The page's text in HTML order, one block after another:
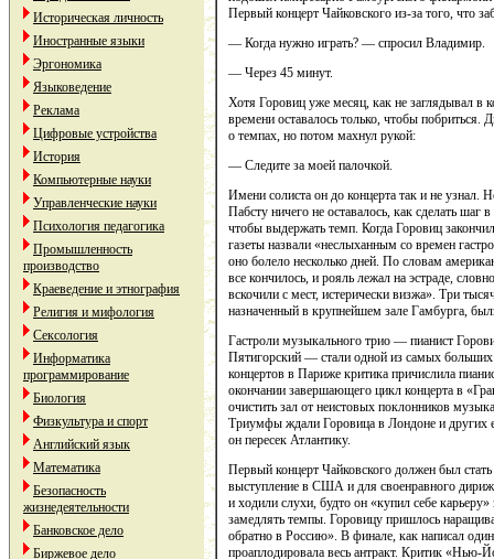
Историческая личность
Иностранные языки
Эргономика
Языковедение
Реклама
Цифровые устройства
История
Компьютерные науки
Управленческие науки
Психология педагогика
Промышленность
производство
Краеведение и этнография
Религия и мифология
Сексология
Информатика
программирование
Биология
Физкультура и спорт
Английский язык
Математика
Безопасность
жизнедеятельности
Банковское дело
Биржевое дело
Первый концерт Чайковского из-за того, что
— Когда нужно играть? — спросил Владимир.
— Через 45 минут.
Хотя Горовиц уже месяц, как не заглядывал в
времени оставалось только, чтобы
о темпах, но потом махнул рукой:
— Следите за моей палочкой.
Имени солиста он до концерта так и не
Пабсту ничего не оставалось, как сделать шаг
чтобы выдержать темп. Когда Горовиц
газеты назвали «неслыханным со времен
оно болело несколько дней. По словам
все кончилось, и рояль лежал на эстраде,
вскочили с мест, истерически визжа». Три
назначенный в крупнейшем зале Гамбурга,
Гастроли музыкального трио — пианист
Пятигорский — стали одной из самых
концертов в Париже критика причислила
окончании завершающего цикл концерта в
очистить зал от неистовых поклонников
Триумфы ждали Горовица в Лондоне и других
он пересек Атлантику.
Первый концерт Чайковского должен был
выступление в США и для своенравного
и ходили слухи, будто он «купил себе
замедлять темпы. Горовицу пришлось
обратно в Россию». В финале, как написал
проаплодировала весь антракт. Критик «Нью-